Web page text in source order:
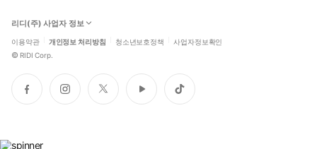
리디(주) 사업자 정보
이용약관 개인정보 처리방침 청소년보호정책 사업자정보확인
© RIDI Corp.
페
이
인
스
트
위
유
튜
틱
톡